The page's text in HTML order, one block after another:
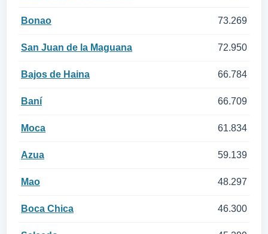
Bonao 73.269
San Juan de la Maguana 72.950
Bajos de Haina 66.784
Baní 66.709
Moca 61.834
Azua 59.139
Mao 48.297
Boca Chica 46.300